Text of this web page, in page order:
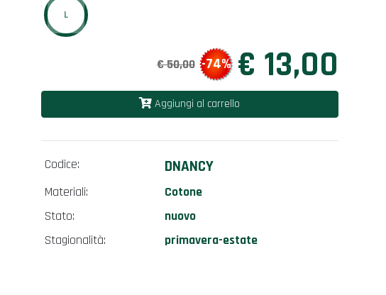
L
€ 50,00 -74% € 13,00
Aggiungi al carrello
Codice: DNANCY
Materiali:
Cotone
Stato:
nuovo
Stagionalità:
primavera-estate